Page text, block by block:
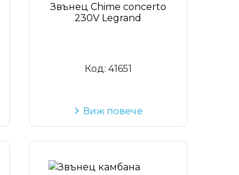
Звънец Chime concerto
230V Legrand
Код: 41651
Виж повече